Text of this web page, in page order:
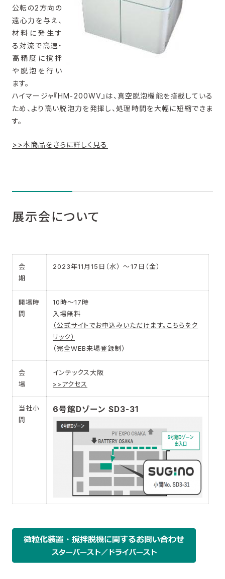
公転の2方向の
遠心力を与え、
材料に発生す
る対流で高速・
高精度に撹拌
や脱泡を行い
ます。
ハイマージャ『HM-200WV』は、真空脱泡機能を搭載している
ため、より高い脱泡力を発揮し、処理時間を大幅に短縮できま
す。
>>本商品をさらに詳しく見る
展示会について
会
期
2023年11月15日（水） ～17日（金）
開場時
間
10時～17時
入場無料
（公式サイトでお申込みいただけます。こちらをク
リック）
​（完全WEB来場登録制）
会
場
インテックス大阪
>>アクセス
当社小
間
6号館Dゾーン SD3-31​